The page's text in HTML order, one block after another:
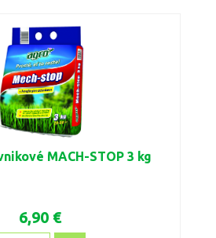
MACH-STOP 3 kg
6,90 €